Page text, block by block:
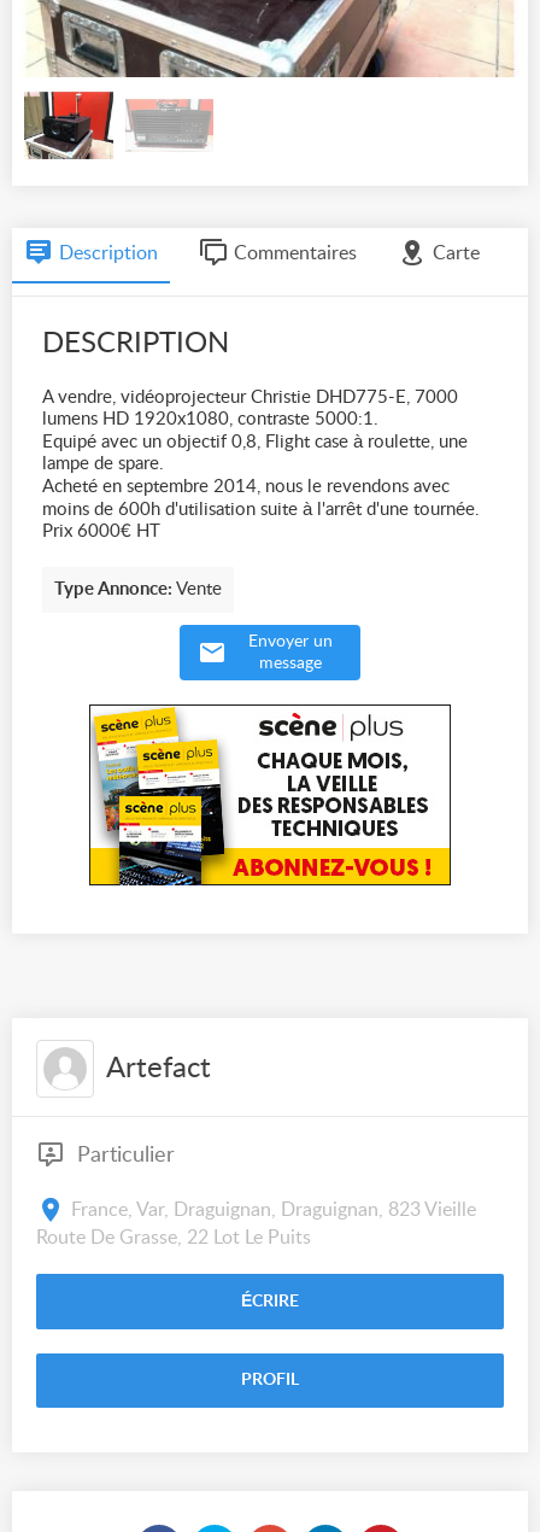
Description Commentaires Carte
DESCRIPTION
A vendre, vidéoprojecteur Christie DHD775-E, 7000
lumens HD 1920x1080, contraste 5000:1.
Equipé avec un objectif 0,8, Flight case à roulette, une
lampe de spare.
Acheté en septembre 2014, nous le revendons avec
moins de 600h d'utilisation suite à l'arrêt d'une tournée.
Prix 6000€ HT
Type Annonce: Vente
Envoyer un
message
Artefact
Particulier
France, Var, Draguignan, Draguignan, 823 Vieille
Route De Grasse, 22 Lot Le Puits
ÉCRIRE
PROFIL